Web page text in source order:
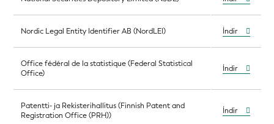
Nordic Legal Entity Identifier AB (NordLEI) İndir
Office fédéral de la statistique (Federal Statistical
Office)
İndir
Patentti- ja Rekisterihallitus (Finnish Patent and
Registration Office (PRH))
İndir